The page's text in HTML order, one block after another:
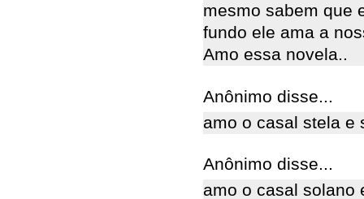
mesmo sabem que
fundo ele ama a
Amo essa novela..
Anônimo disse...
amo o casal stela e
Anônimo disse...
amo o casal solano